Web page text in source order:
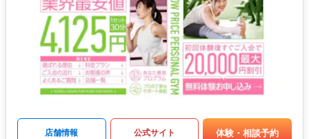
店舗情報 公式サイト 体験・相談予約